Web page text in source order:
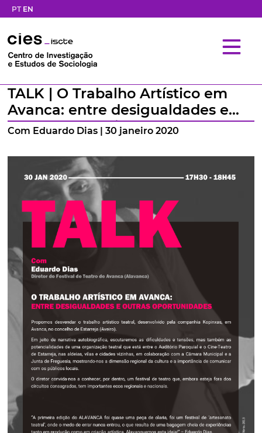
PT EN
TALK | O Trabalho Artístico em
Avanca: entre desigualdades e
outras oportunidades
Com Eduardo Dias | 30 janeiro 2020